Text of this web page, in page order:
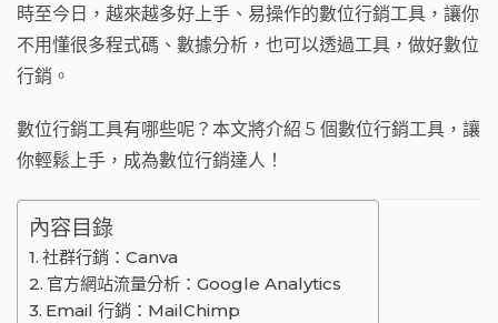
k
時至今日，越來越多好上手、易操作的數位行銷工具，讓你
不用懂很多程式碼、數據分析，也可以透過工具，做好數位
行銷。
數位行銷工具有哪些呢？本文將介紹 5 個數位行銷工具，讓
你輕鬆上手，成為數位行銷達人！
內容目錄
社群行銷：Canva
官方網站流量分析：Google Analytics
Email 行銷：MailChimp